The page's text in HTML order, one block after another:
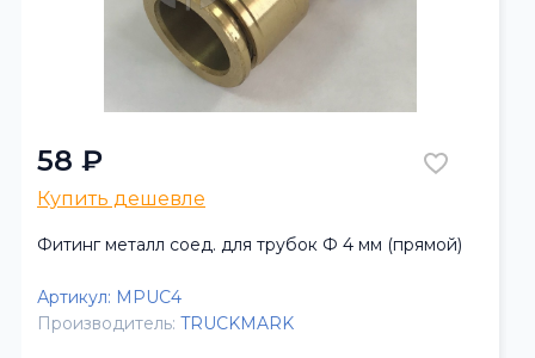
58 ₽
Купить дешевле
Фитинг металл соед. для трубок Ф 4 мм (прямой)
Артикул: MPUC4
Производитель: TRUCKMARK